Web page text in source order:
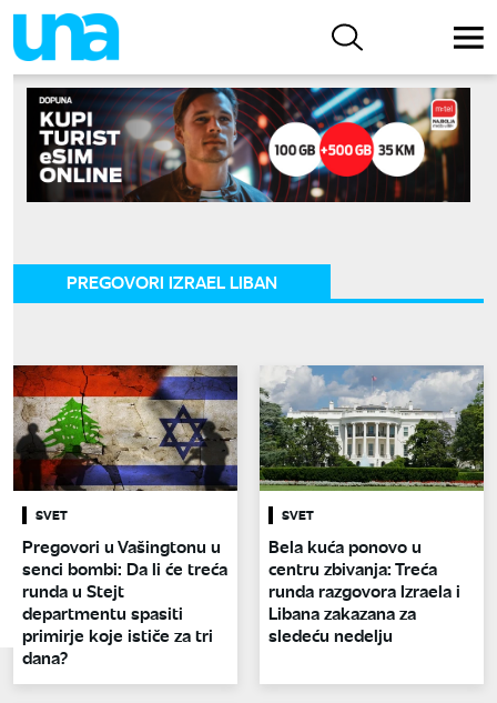
PREGOVORI IZRAEL LIBAN
SVET
Pregovori u Vašingtonu u
senci bombi: Da li će treća
runda u Stejt
departmentu spasiti
primirje koje ističe za tri
dana?
SVET
Bela kuća ponovo u
centru zbivanja: Treća
runda razgovora Izraela i
Libana zakazana za
sledeću nedelju